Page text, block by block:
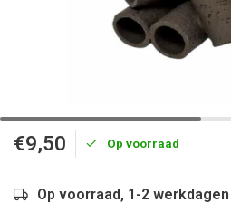
€9,50 Op voorraad
Op voorraad, 1-2 werkdagen